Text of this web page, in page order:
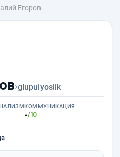
Егоров
›glupuiyoslik
КОММУНИКАЦИЯ
-/10